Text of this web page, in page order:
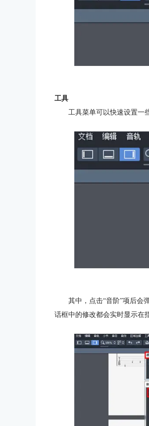
工具
工具菜单可以快速设置一
其中，点击“音阶”项后会
话框中的修改都会实时显示在